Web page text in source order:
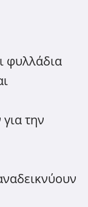
φυλλάδια
την